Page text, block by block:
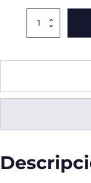
Contenedor